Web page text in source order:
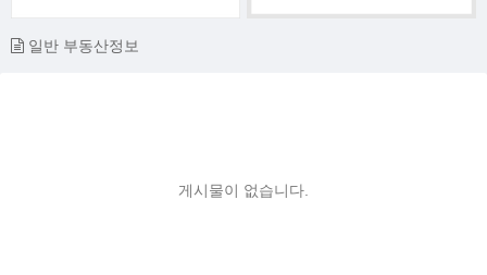
일반 부동산정보
게시물이 없습니다.